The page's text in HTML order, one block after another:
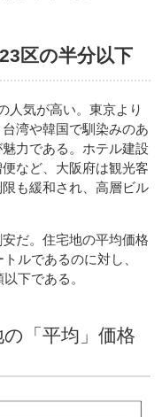
区の半分以下
人気が高い。東京より
湾や韓国で馴染みのあ
力である。ホテル建設
など、大阪府は観光客
も緩和され、高層ビル
だ。住宅地の平均価格
ルであるのに対し、
下である。
「平均」価格